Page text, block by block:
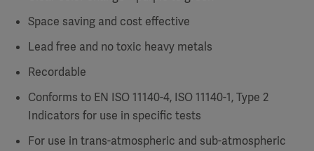
Space saving and cost effective
Lead free and no toxic heavy metals
Recordable
Conforms to EN ISO 11140-4, ISO 11140-1, Type 2
Indicators for use in specific tests
For use in trans-atmospheric and sub-atmospheric